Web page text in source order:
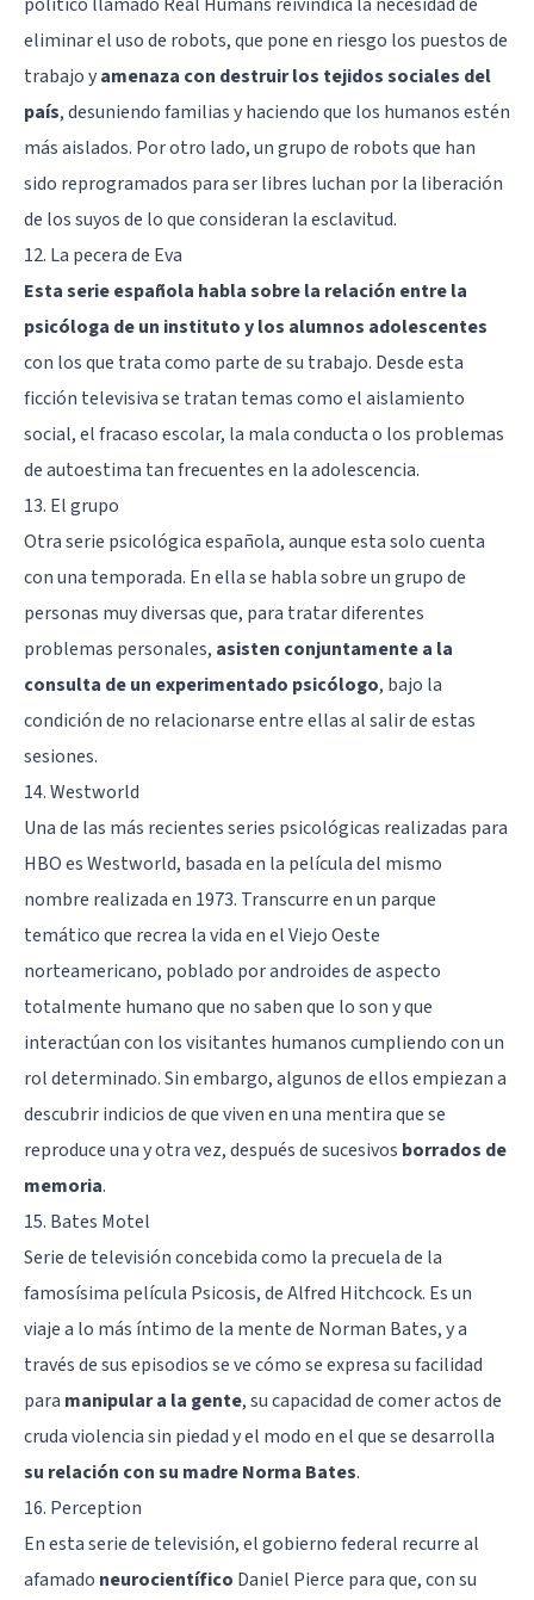
eliminar el uso de robots, que pone en riesgo los puestos de
trabajo yamenaza con destruir los tejidos sociales del
país, desuniendo familias y haciendo que los humanos estén
más aislados. Por otro lado, un grupo de robots que han
sido reprogramados para ser libres luchan por la liberación
de los suyos de lo que consideran la esclavitud.
12. La pecera de Eva
Esta serie española habla sobre la relación entre la
psicóloga de un instituto y los alumnos adolescentes
con los que trata como parte de su trabajo. Desde esta
ficción televisiva se tratan temas como el aislamiento
social, el fracaso escolar, la mala conducta o los problemas
de autoestima tan frecuentes en la adolescencia.
13. El grupo
Otra serie psicológica española, aunque esta solo cuenta
con una temporada. En ella se habla sobre un grupo de
personas muy diversas que, para tratar diferentes
problemas personales, asisten conjuntamente a la
consulta de un experimentado psicólogo, bajo la
condición de no relacionarse entre ellas al salir de estas
sesiones.
14. Westworld
Una de las más recientes series psicológicas realizadas para
HBO es Westworld, basada en la película del mismo
nombre realizada en 1973. Transcurre en un parque
temático que recrea la vida en el Viejo Oeste
norteamericano, poblado por androides de aspecto
totalmente humano que no saben que lo son y que
interactúan con los visitantes humanos cumpliendo con un
rol determinado. Sin embargo, algunos de ellos empiezan a
descubrir indicios de que viven en una mentira que se
reproduce una y otra vez, después de sucesivos borrados de
memoria.
15. Bates Motel
Serie de televisión concebida como la precuela de la
famosísima película Psicosis, de Alfred Hitchcock. Es un
viaje a lo más íntimo de la mente de Norman Bates, y a
través de sus episodios se ve cómo se expresa su facilidad
para manipular a la gente, su capacidad de comer actos de
cruda violencia sin piedad y el modo en el que se desarrolla
su relación con su madre Norma Bates.
16. Perception
En esta serie de televisión, el gobierno federal recurre al
afamado neurocientífico Daniel Pierce para que, con su